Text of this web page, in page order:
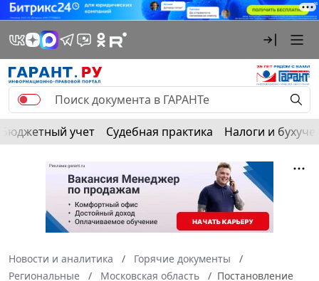
Бюджетный учет Судебная практика Налоги и
Новости и аналитика
Горячие документы
Региональные
Московская область
Постановление